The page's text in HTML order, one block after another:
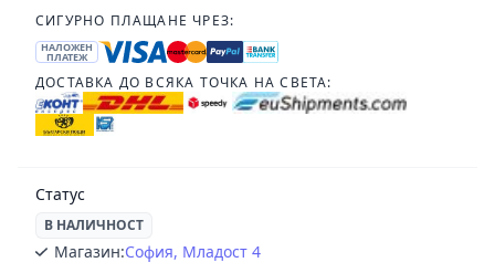
СИГУРНО ПЛАЩАНЕ ЧРЕЗ:
НАЛОЖЕН
ПЛАТЕЖ
ДОСТАВКА ДО ВСЯКА ТОЧКА НА СВЕТА:
Статус
В НАЛИЧНОСТ
Магазин:София, Младост 4